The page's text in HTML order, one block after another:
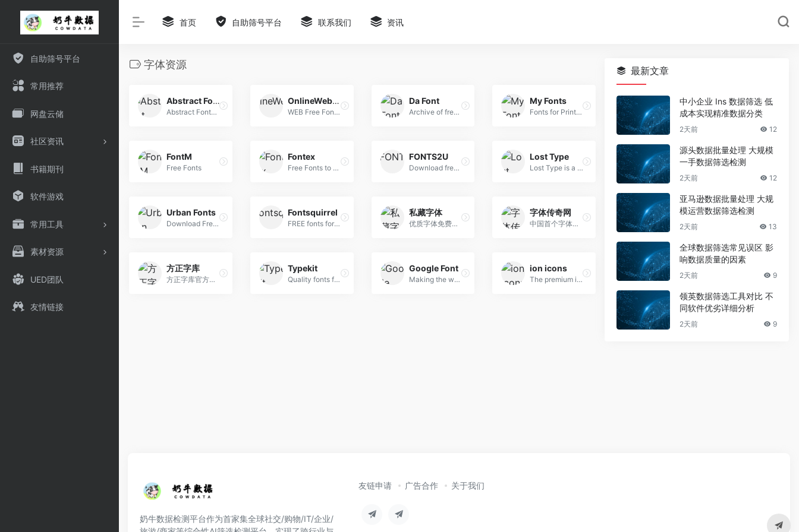
自助筛号平台
常用推荐
网盘云储
社区资讯
书籍期刊
软件游戏
常用工具
素材资源
UED团队
友情链接
首页 自助筛号平台 联系我们 资讯
字体资源
Abstract Fonts
Abstract Fonts (13,866 free fonts)
OnlineWebFonts
WEB Free Fonts for Windows and Mac / Font free Download
Da Font
Archive of freely downloadable fonts.
My Fonts
Fonts for Print, Products & Screens
FontM
Free Fonts
Fontex
Free Fonts to Download + Premium Typefaces
FONTS2U
Download free fonts for Windows and Macintosh.
Lost Type
Lost Type is a Collaborative Digital Type Foundry
Urban Fonts
Download Free Fonts and Free Dingbats.
Fontsquirrel
FREE fonts for graphic designers
私藏字体
优质字体免费下载站
字体传奇网
中国首个字体品牌设计师交流网
方正字库
方正字库官方网站
Typekit
Quality fonts from the world’s best foundries.
Google Font
Making the web more beautiful, fast, and open through great typography
ion icons
The premium icon font for Ionic Framework
最新文章
中小企业 Ins 数据筛选 低
成本实现精准数据分类
2天前 12
源头数据批量处理 大规模
一手数据筛选检测
2天前 12
亚马逊数据批量处理 大规
模运营数据筛选检测
2天前 13
全球数据筛选常见误区 影
响数据质量的因素
2天前 9
领英数据筛选工具对比 不
同软件优劣详细分析
2天前 9
奶牛数据检测平台作为首家集全球社交/购物/IT/企业/
友链申请 广告合作 关于我们